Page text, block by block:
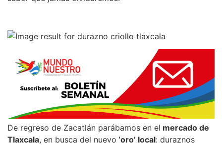
De regreso de Zacatlán parábamos en el mercado de
Tlaxcala, en busca del nuevo ‘oro’ local: duraznos